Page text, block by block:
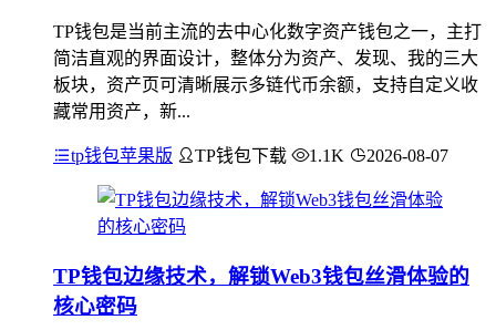
TP钱包是当前主流的去中心化数字资产钱包之一，主打
简洁直观的界面设计，整体分为资产、发现、我的三大
板块，资产页可清晰展示多链代币余额，支持自定义收
藏常用资产，新...
tp钱包苹果版 TP钱包下载 1.1K 2026-08-07
TP钱包边缘技术，解锁Web3钱包丝滑体验的
核心密码